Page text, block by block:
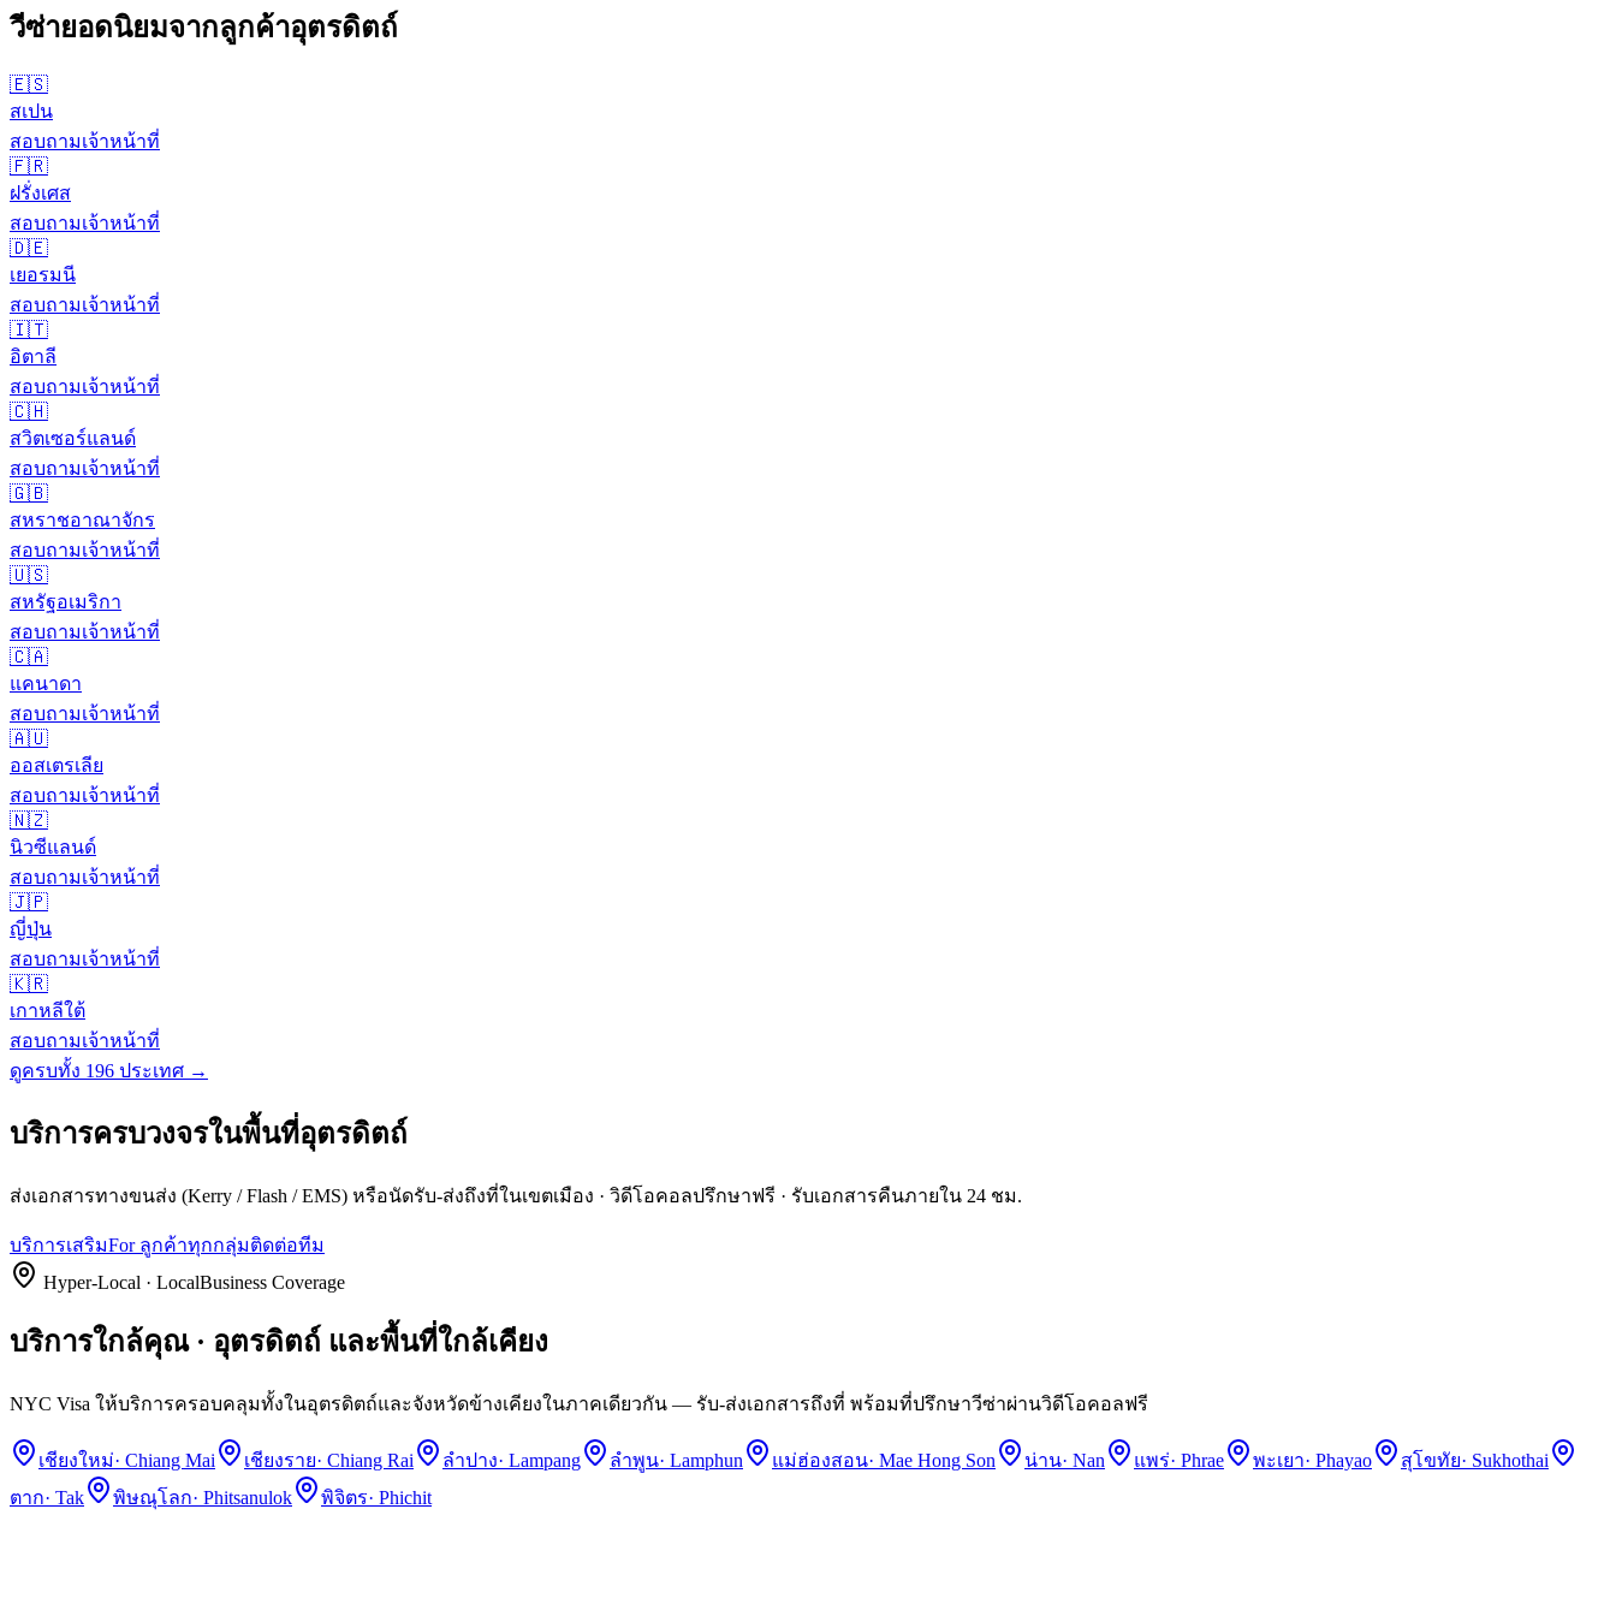
วีซ่ายอดนิยมจากลูกค้าอุตรดิตถ์
🇪🇸
สเปน
สอบถามเจ้าหน้าที่
🇫🇷
ฝรั่งเศส
สอบถามเจ้าหน้าที่
🇩🇪
เยอรมนี
สอบถามเจ้าหน้าที่
🇮🇹
อิตาลี
สอบถามเจ้าหน้าที่
🇨🇭
สวิตเซอร์แลนด์
สอบถามเจ้าหน้าที่
🇬🇧
สหราชอาณาจักร
สอบถามเจ้าหน้าที่
🇺🇸
สหรัฐอเมริกา
สอบถามเจ้าหน้าที่
🇨🇦
แคนาดา
สอบถามเจ้าหน้าที่
🇦🇺
ออสเตรเลีย
สอบถามเจ้าหน้าที่
🇳🇿
นิวซีแลนด์
สอบถามเจ้าหน้าที่
🇯🇵
ญี่ปุ่น
สอบถามเจ้าหน้าที่
🇰🇷
เกาหลีใต้
สอบถามเจ้าหน้าที่
ดูครบทั้ง 196 ประเทศ →
บริการครบวงจรในพื้นที่อุตรดิตถ์
ส่งเอกสารทางขนส่ง (Kerry / Flash / EMS) หรือนัดรับ-ส่งถึงที่ในเขตเมือง · วิดีโอคอลปรึกษาฟรี · รับเอกสารคืนภายใน 24 ชม.
บริการเสริมFor ลูกค้าทุกกลุ่มติดต่อทีม
Hyper-Local · LocalBusiness Coverage
บริการใกล้คุณ · อุตรดิตถ์ และพื้นที่ใกล้เคียง
NYC Visa ให้บริการครอบคลุมทั้งในอุตรดิตถ์และจังหวัดข้างเคียงในภาคเดียวกัน — รับ-ส่งเอกสารถึงที่ พร้อมที่ปรึกษาวีซ่าผ่านวิดีโอคอลฟรี
เชียงใหม่· Chiang Mai เชียงราย· Chiang Rai ลำปาง· Lampang ลำพูน· Lamphun แม่ฮ่องสอน· Mae Hong Son น่าน· Nan แพร่· Phrae พะเยา· Phayao สุโขทัย· Sukhothai
ตาก· Tak พิษณุโลก· Phitsanulok พิจิตร· Phichit